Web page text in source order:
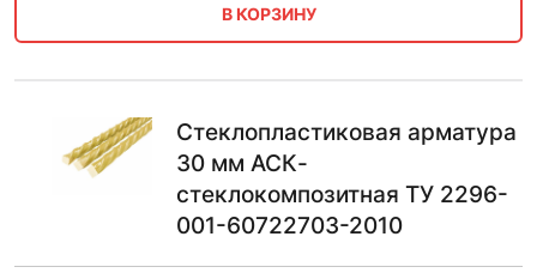
В КОРЗИНУ
Стеклопластиковая арматура
30 мм АСК-
стеклокомпозитная ТУ 2296-
001-60722703-2010